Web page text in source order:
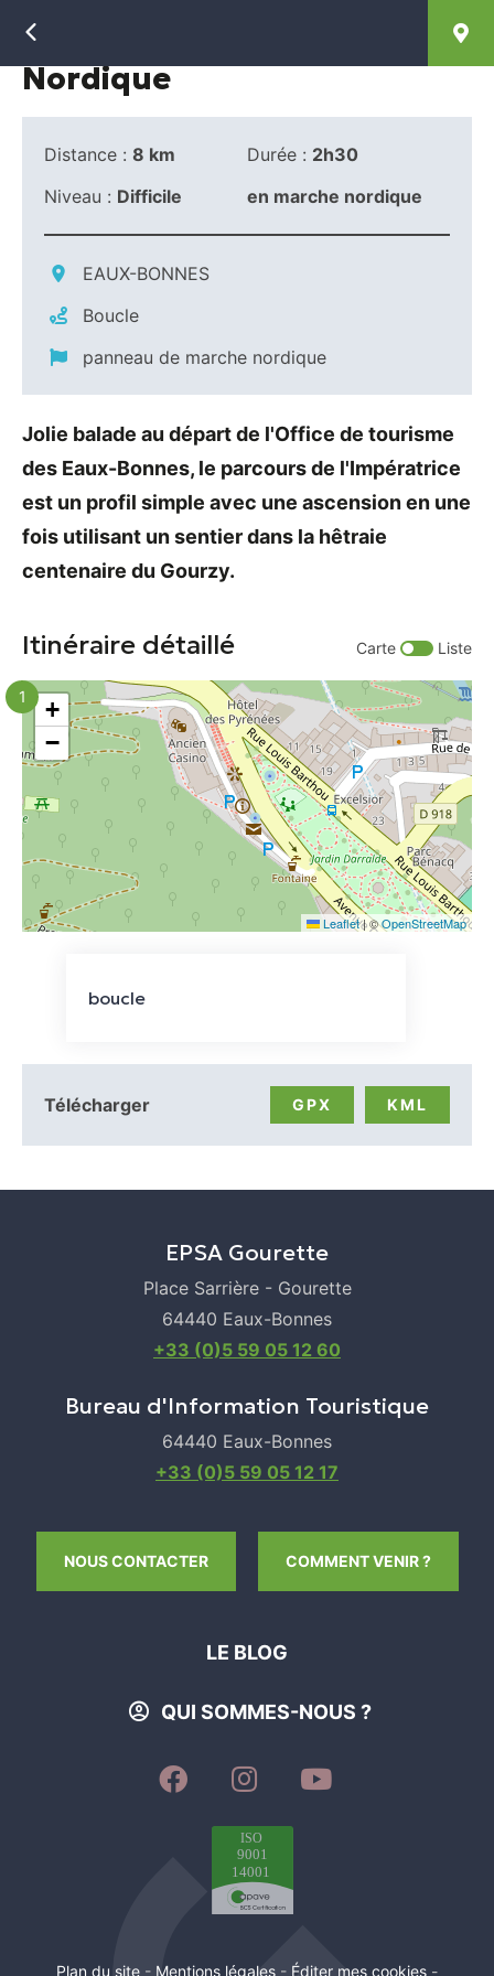
l’Impératrice en Marche
Nordique
Distance : 8 km Durée : 2h30
Niveau : Difficile en marche nordique
EAUX-BONNES
Boucle
panneau de marche nordique
Jolie balade au départ de l'Office de tourisme
des Eaux-Bonnes, le parcours de l'Impératrice
est un profil simple avec une ascension en une
fois utilisant un sentier dans la hêtraie
centenaire du Gourzy.
Itinéraire détaillé Carte Liste
+
−
Leaflet|©OpenStreetMap
1
boucle
Télécharger GPX KML
EPSA Gourette
Place Sarrière - Gourette
64440 Eaux-Bonnes
+33 (0)5 59 05 12 60
Bureau d'Information Touristique
64440 Eaux-Bonnes
+33 (0)5 59 05 12 17
NOUS CONTACTER COMMENT VENIR ?
LE BLOG
QUI SOMMES-NOUS ?
SUIVEZ-
NOUS
SUR
SUIVEZ-
NOUS
SUR
Plan du site - Mentions légales - Éditer mes cookies -